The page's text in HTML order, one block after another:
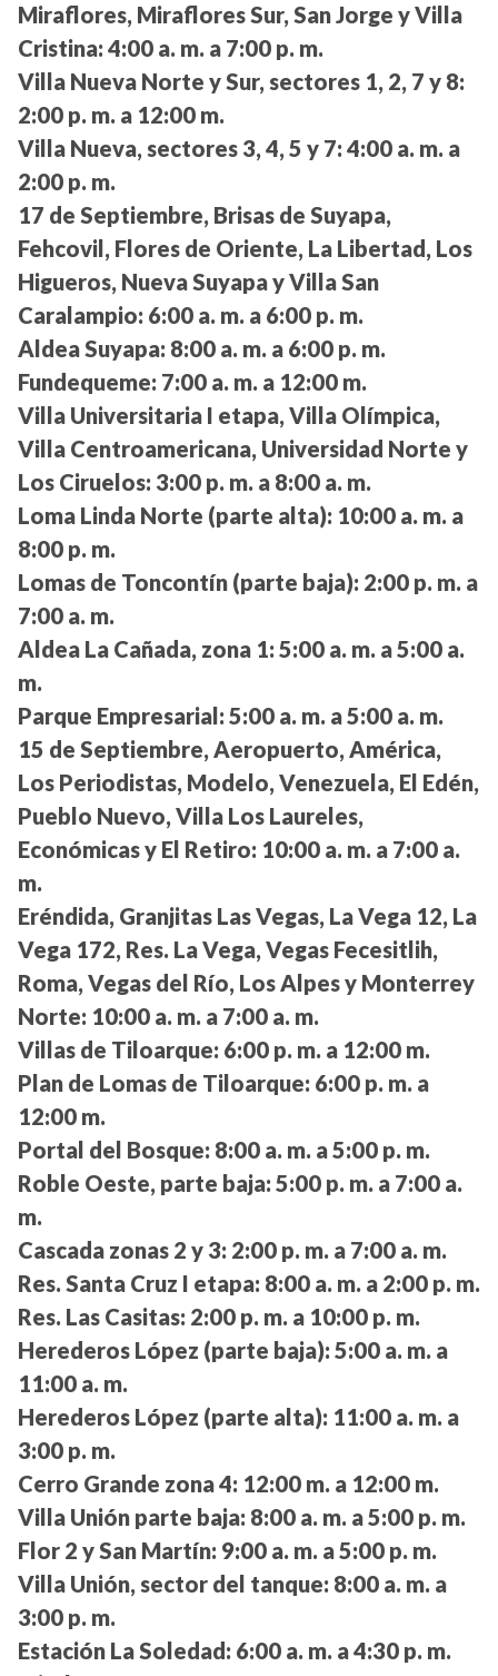
Miraflores, Miraflores Sur, San Jorge y Villa
Cristina: 4:00 a. m. a 7:00 p. m.
Villa Nueva Norte y Sur, sectores 1, 2, 7 y 8:
2:00 p. m. a 12:00 m.
Villa Nueva, sectores 3, 4, 5 y 7: 4:00 a. m. a
2:00 p. m.
17 de Septiembre, Brisas de Suyapa,
Fehcovil, Flores de Oriente, La Libertad, Los
Higueros, Nueva Suyapa y Villa San
Caralampio: 6:00 a. m. a 6:00 p. m.
Aldea Suyapa: 8:00 a. m. a 6:00 p. m.
Fundequeme: 7:00 a. m. a 12:00 m.
Villa Universitaria I etapa, Villa Olímpica,
Villa Centroamericana, Universidad Norte y
Los Ciruelos: 3:00 p. m. a 8:00 a. m.
Loma Linda Norte (parte alta): 10:00 a. m. a
8:00 p. m.
Lomas de Toncontín (parte baja): 2:00 p. m. a
7:00 a. m.
Aldea La Cañada, zona 1: 5:00 a. m. a 5:00 a.
m.
Parque Empresarial: 5:00 a. m. a 5:00 a. m.
15 de Septiembre, Aeropuerto, América,
Los Periodistas, Modelo, Venezuela, El Edén,
Pueblo Nuevo, Villa Los Laureles,
Económicas y El Retiro: 10:00 a. m. a 7:00 a.
m.
Eréndida, Granjitas Las Vegas, La Vega 12, La
Vega 172, Res. La Vega, Vegas Fecesitlih,
Roma, Vegas del Río, Los Alpes y Monterrey
Norte: 10:00 a. m. a 7:00 a. m.
Villas de Tiloarque: 6:00 p. m. a 12:00 m.
Plan de Lomas de Tiloarque: 6:00 p. m. a
12:00 m.
Portal del Bosque: 8:00 a. m. a 5:00 p. m.
Roble Oeste, parte baja: 5:00 p. m. a 7:00 a.
m.
Cascada zonas 2 y 3: 2:00 p. m. a 7:00 a. m.
Res. Santa Cruz I etapa: 8:00 a. m. a 2:00 p. m.
Res. Las Casitas: 2:00 p. m. a 10:00 p. m.
Herederos López (parte baja): 5:00 a. m. a
11:00 a. m.
Herederos López (parte alta): 11:00 a. m. a
3:00 p. m.
Cerro Grande zona 4: 12:00 m. a 12:00 m.
Villa Unión parte baja: 8:00 a. m. a 5:00 p. m.
Flor 2 y San Martín: 9:00 a. m. a 5:00 p. m.
Villa Unión, sector del tanque: 8:00 a. m. a
3:00 p. m.
Estación La Soledad: 6:00 a. m. a 4:30 p. m.